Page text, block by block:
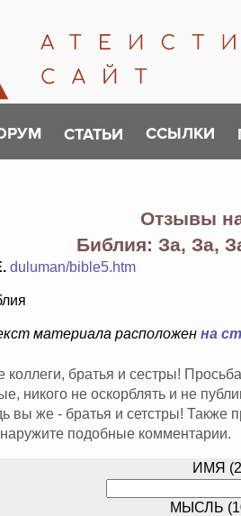
СТАТЬИ ССЫЛКИ
Отзывы
Библия: За, За,
duluman/bible5.htm
материала расположен на
братья и сестры!
никого не оскорблять и не
вы же - братья и сетстры! Также
подобные комментарии.
ИМЯ
МЫСЛЬ